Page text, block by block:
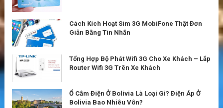
Cách Kích Hoạt Sim 3G MobiFone Thật Đơn
Giản Bằng Tin Nhắn
Tổng Hợp Bộ Phát Wifi 3G Cho Xe Khách – Lắp
Router Wifi 3G Trên Xe Khách
Ổ Cắm Điện Ở Bolivia Là Loại Gì? Điện Áp Ở
Bolivia Bao Nhiêu Vôn?